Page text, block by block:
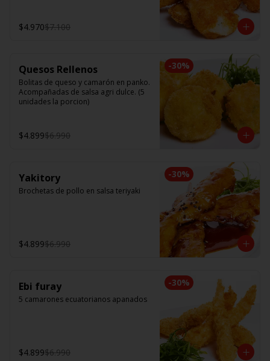
$4.970$7.100
-30%
Quesos Rellenos
Bolitas de queso y camarón en panko.
Acompañadas de salsa agri dulce. (5
unidades la porcion)
$4.899$6.990
-30%
Yakitory
Brochetas de pollo en salsa teriyaki
$4.899$6.990
-30%
Ebi furay
5 camarones ecuatorianos apanados
$4.899$6.990